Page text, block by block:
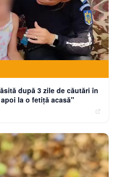
după 3 zile de căutări în
la o fetiţă acasă"